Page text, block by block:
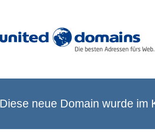
Diese neue Domain wurde im